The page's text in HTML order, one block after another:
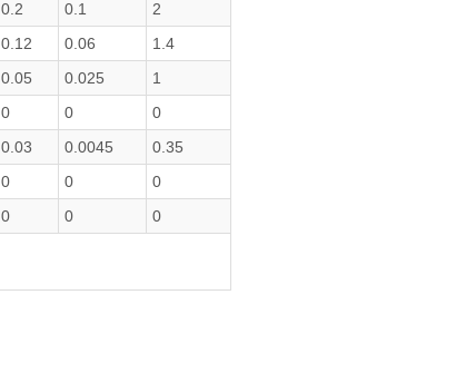
0.2 0.1
2
0.12 0.06
1.4
0.05 0.025
1
0 0
0
0.03 0.0045
0.35
0 0
0
0 0
0